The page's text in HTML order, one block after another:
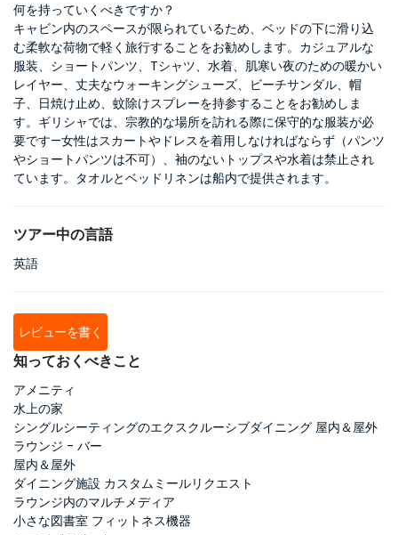
何を持っていくべきですか？
キャビン内のスペースが限られているため、ベッドの下に滑り込
む柔軟な荷物で軽く旅行することをお勧めします。カジュアルな
服装、ショートパンツ、Tシャツ、水着、肌寒い夜のための暖かい
レイヤー、丈夫なウォーキングシューズ、ビーチサンダル、帽
子、日焼け止め、蚊除けスプレーを持参することをお勧めしま
す。ギリシャでは、宗教的な場所を訪れる際に保守的な服装が必
要です—女性はスカートやドレスを着用しなければならず（パンツ
やショートパンツは不可）、袖のないトップスや水着は禁止され
ています。タオルとベッドリネンは船内で提供されます。
ツアー中の言語
英語
レビューを書く
知っておくべきこと
アメニティ
水上の家
シングルシーティングのエクスクルーシブダイニング 屋内＆屋外
ラウンジ - バー
屋内＆屋外
ダイニング施設 カスタムミールリクエスト
ラウンジ内のマルチメディア
小さな図書室 フィットネス機器